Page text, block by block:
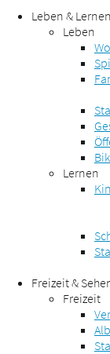
Leben & Lernen
Leben
Lernen
Freizeit &
Freizeit